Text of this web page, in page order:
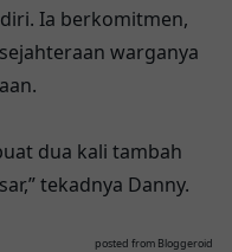
Ia berkomitmen,
warganya
dua kali tambah
tekadnya Danny.
posted from Bloggeroid